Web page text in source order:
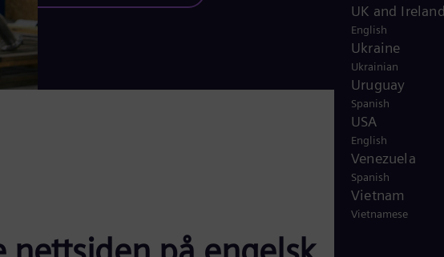
UK and
English
Ukraine
Ukrainian
Uruguay
Spanish
USA
English
Venezuela
Spanish
Vietnam
Vietnamese